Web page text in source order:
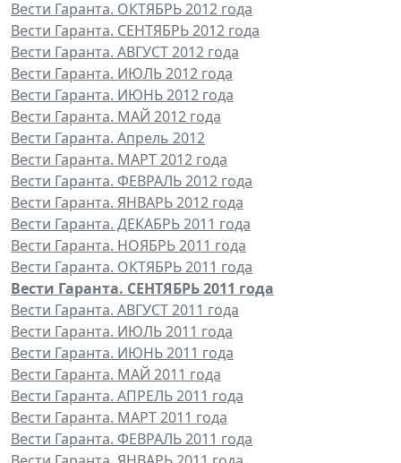
Вести Гаранта. ОКТЯБРЬ 2012 года
Вести Гаранта. СЕНТЯБРЬ 2012 года
Вести Гаранта. АВГУСТ 2012 года
Вести Гаранта. ИЮЛЬ 2012 года
Вести Гаранта. ИЮНЬ 2012 года
Вести Гаранта. МАЙ 2012 года
Вести Гаранта. Апрель 2012
Вести Гаранта. МАРТ 2012 года
Вести Гаранта. ФЕВРАЛЬ 2012 года
Вести Гаранта. ЯНВАРЬ 2012 года
Вести Гаранта. ДЕКАБРЬ 2011 года
Вести Гаранта. НОЯБРЬ 2011 года
Вести Гаранта. ОКТЯБРЬ 2011 года
Вести Гаранта. СЕНТЯБРЬ 2011 года
Вести Гаранта. АВГУСТ 2011 года
Вести Гаранта. ИЮЛЬ 2011 года
Вести Гаранта. ИЮНЬ 2011 года
Вести Гаранта. МАЙ 2011 года
Вести Гаранта. АПРЕЛЬ 2011 года
Вести Гаранта. МАРТ 2011 года
Вести Гаранта. ФЕВРАЛЬ 2011 года